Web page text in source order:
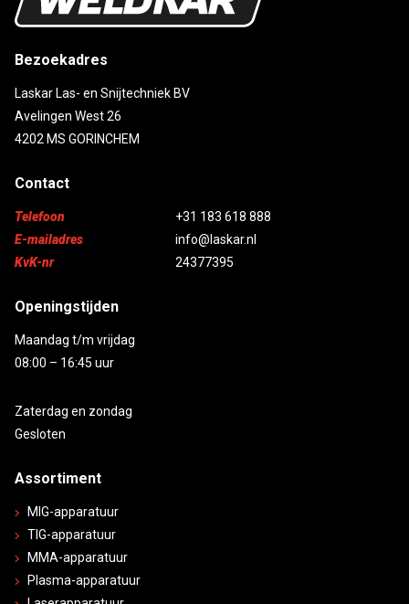
Bezoekadres
Laskar Las- en Snijtechniek BV
Avelingen West 26
4202 MS GORINCHEM
Contact
Telefoon
+31 183 618 888
E-mailadres
info@laskar.nl
KvK-nr
24377395
Openingstijden
Maandag t/m vrijdag
08:00 – 16:45 uur
Zaterdag en zondag
Gesloten
Assortiment
MIG-apparatuur
TIG-apparatuur
MMA-apparatuur
Plasma-apparatuur